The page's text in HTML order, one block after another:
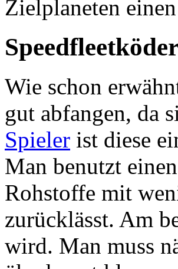
Zielplaneten
Wie schon
gut abfangen, da
Spieler ist diese
Man benutzt einen
Rohstoffe mit
zurücklässt. Am
wird. Man muss